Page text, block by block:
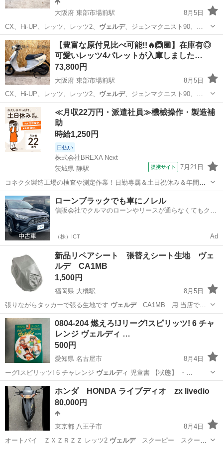
大阪府 東部市場前駅
8月5日
CX、Hi-UP、レッツ、レッツ2、 ヴェルデ、ジェンマクエスト90、
JOG、アプ…
大阪 大阪市 東部市場前駅 バイク レッツ
【豊富な原付見比べ可能!!🔥🙆🏽】在庫有◎
可愛いレッツ4パレットが入庫しました…
73,800円
大阪府 東部市場前駅
8月5日
CX、Hi-UP、レッツ、レッツ2、 ヴェルデ、ジェンマクエスト90、
JOG、アプ…
大阪 大阪市 東部市場前駅 スズキ レッツ
≪月収22万円・派遣社員≫機械操作・製造補
助
時給1,250円
日払い
株式会社BREXA Next
茨城県 静駅
提携サイト 7月21日
コネクタ製造工場の検査や測定作業！日勤専属＆土日祝休み＆年間休
日128日★クリーンルーム内作業★マイカー通勤OK＆無料駐車場あり
★就業先食堂利用可！日払い制度あり！《茨城県常陸大宮市》 人気の
工場のお仕事 ◇コネクタ製造工...
茨城 常陸大宮市 静駅 その他
ローンブラックでも車にノレル
信販会社でクルマのローンやリースが通らなくてもクル
（株）ICT Ad
新品リペアシート 張替えシート生地 ヴェ
ルデ CA1MB
1,500円
福岡県 大橋駅
8月5日
張りながらタッカーで張る生地です ヴェルデCA1MB 用 当店で張
替え…
福岡 福岡市 スズキ 張替え
0804-204 燃えろ!Jリーグ!スピリッツ! 6 チャ
レンジ ヴェルディ …
500円
愛知県 名古屋市
8月4日
ーグ!スピリッツ! 6 チャレンジ ヴェルデ ィ 児童書 【状態】 ・…
愛知 名古屋市 絵本
ホンダ HONDA ライブディオ zx livedio
80,000円
東京都 八王子市
8月4日
オートバイ ＺＸＺＲＺＺ レッツ2 ヴェルデスクーピー スクータ